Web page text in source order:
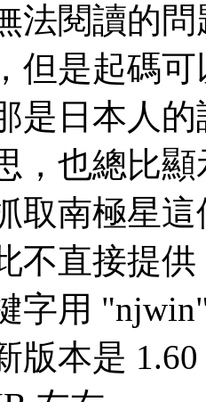
法閱讀的
但是起碼
是日本人
，也總比
取南極星
不直接提
字用
版本是